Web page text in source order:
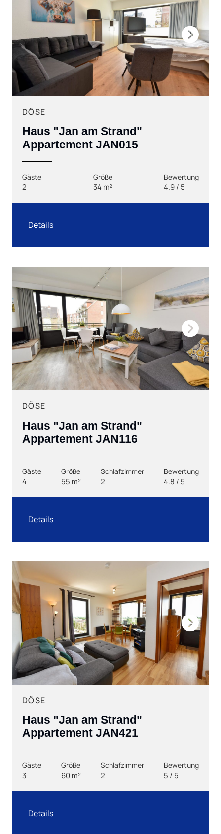
Next
DÖSE
Haus "Jan am Strand"
Appartement JAN015
Gäste
2
Größe
34 m²
Bewertung
4.9 / 5
Details
Next
DÖSE
Haus "Jan am Strand"
Appartement JAN116
Gäste
4
Größe
55 m²
Schlafzimmer
2
Bewertung
4.8 / 5
Details
DÖSE
Haus "Jan am Strand"
Appartement JAN421
Gäste
3
Größe
60 m²
Schlafzimmer
2
Bewertung
5 / 5
Details